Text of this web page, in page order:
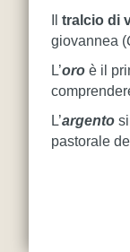
tralcio di
giovannea (
L’oro è il
L’argento
pastorale